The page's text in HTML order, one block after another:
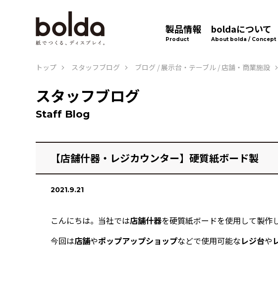
製品情報
Product
boldaについて
About bolda / Concept
トップ スタッフブログ ブログ /展示台・テーブル / 店舗・商業施設
スタッフブログ
Staff Blog
【店舗什器・レジカウンター】硬質紙ボード製
2021.9.21
こんにちは。当社では店舗什器を硬質紙ボードを使用して製作
今回は店舗やポップアップショップなどで使用可能なレジ台や